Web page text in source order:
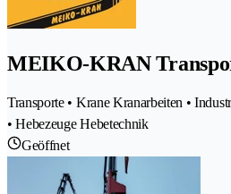
MEIKO-KRAN
Transporte • Krane Kranarbeiten •
• Hebezeuge Hebetechnik
Geöffnet